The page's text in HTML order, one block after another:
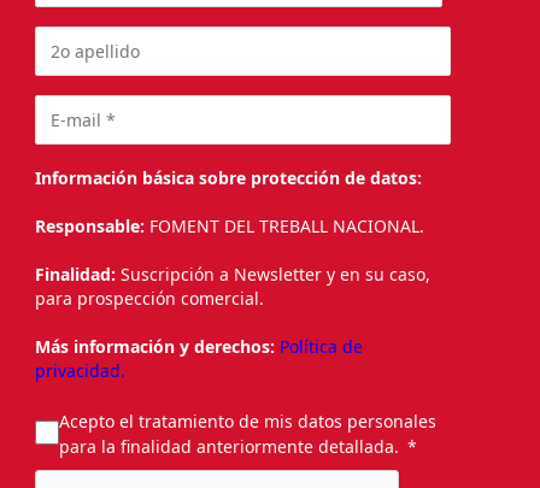
Información básica sobre protección de datos:
Responsable: FOMENT DEL TREBALL NACIONAL.
Finalidad: Suscripción a Newsletter y en su caso,
para prospección comercial.
Más información y derechos: Política de
privacidad.
Acepto el tratamiento de mis datos personales
para la finalidad anteriormente detallada.